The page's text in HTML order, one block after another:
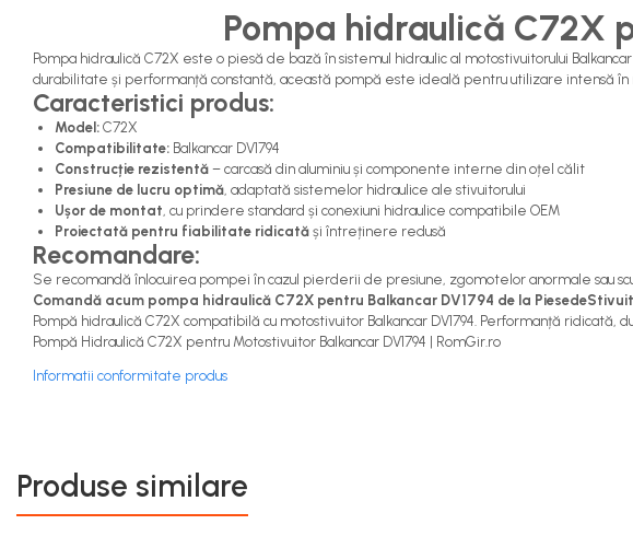
Discuri Transmisie
Pompe Transmisie
Sisteme Balkancar
Sistem Directie
Bielete Motostivuitor
Capete de Bară Motostivuitor
Caseta Directie
Cilindrii Directie
Fuzete Stivuitor
Piese Directie Stivuitoare
Contact Pornire
Electromotoare Stivuitor
Pompa hidraulică C72X
Pompa hidraulică C72X este o piesă de bază în sistemul hidraulic al motostivuitorului
durabilitate și performanță constantă, această pompă este ideală pentru utilizare intensă în
Caracteristici produs:
Model: C72X
Compatibilitate: Balkancar DV1794
Construcție rezistentă – carcasă din aluminiu și componente interne din oțel călit
Presiune de lucru optimă, adaptată sistemelor hidraulice ale stivuitorului
Ușor de montat, cu prindere standard și conexiuni hidraulice compatibile OEM
Proiectată pentru fiabilitate ridicată și întreținere redusă
Recomandare:
Se recomandă înlocuirea pompei în cazul pierderii de presiune, zgomotelor anormale sau
Comandă acum pompa hidraulică C72X pentru Balkancar DV1794 de la
Pompă hidraulică C72X compatibilă cu motostivuitor Balkancar DV1794. Performanță ridicată,
Pompă Hidraulică C72X pentru Motostivuitor Balkancar DV1794 | RomGir.ro
Informatii conformitate produs
Produse similare